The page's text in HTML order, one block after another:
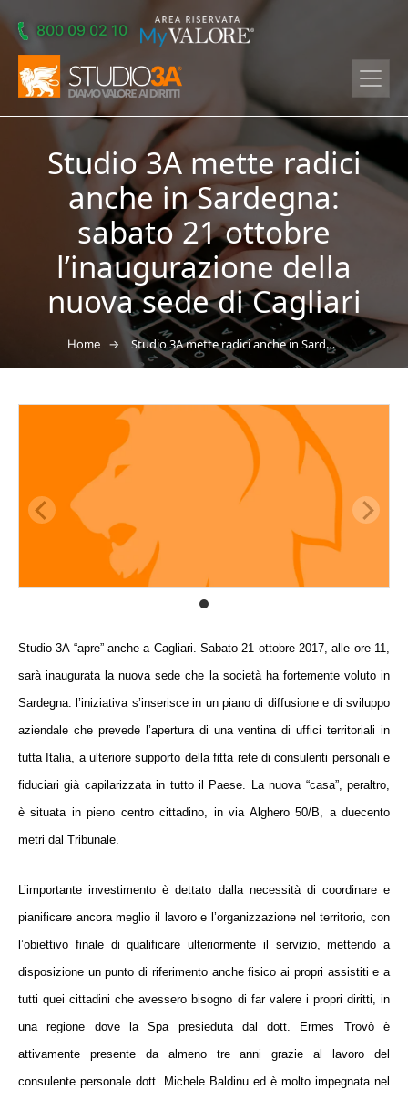
800 09 02 10
Studio 3A mette radici
anche in Sardegna:
sabato 21 ottobre
l’inaugurazione della
nuova sede di Cagliari
Home → Studio 3A mette radici anche in Sardegna: sabato 21 ottobre l’inaugurazione della nuova sede di Cagliari
Studio 3A “apre”anche a Cagliari.Sabato 21 ottobre 2017, alle ore 11,
sarà inaugurata la nuova sedeche la società ha fortemente voluto in
Sardegna: l’iniziativa s’inserisce in un piano di diffusione e di sviluppo
aziendale che prevede l’apertura di una ventina di uffici territoriali in
tutta Italia, a ulteriore supporto dellafitta rete di consulenti personali e
fiduciari già capilarizzata in tutto il Paese. La nuova “casa”, peraltro,
è situata inpieno centro cittadino, invia Alghero 50/B, a duecento
metri dal Tribunale.
L’importante investimento è dettato dalla necessità di coordinare e
pianificare ancora meglio il lavoroe l’organizzazione nel territorio, con
l’obiettivo finale di qualificare ulteriormente il servizio, mettendo a
disposizione unpunto di riferimento anche fisico ai propri assistiti e a
tutti quei cittadini che avessero bisogno di far valere i propri diritti, in
una regione dove la Spa presieduta dal dott. Ermes Trovòè
attivamente presente da almeno tre anni grazie al lavoro del
consulente personale dott. Michele Baldinu ed è molto impegnata nel